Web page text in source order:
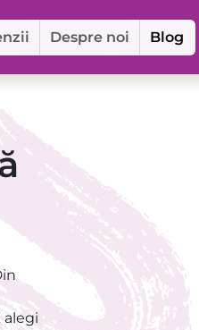
Despre noi Blog
alegi